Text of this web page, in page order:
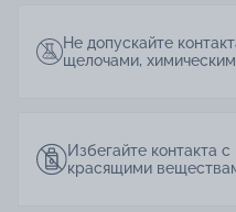
Не допускайте
щелочами,
Избегайте контакта
красящими